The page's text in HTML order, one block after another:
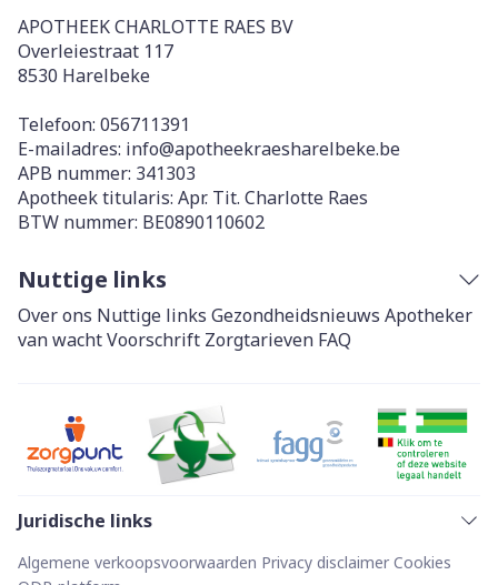
APOTHEEK CHARLOTTE RAES BV
Overleiestraat 117
8530 Harelbeke
Telefoon: 056711391
E-mailadres: info@apotheekraesharelbeke.be
APB nummer: 341303
Apotheek titularis: Apr. Tit. Charlotte Raes
BTW nummer: BE0890110602
Nuttige links
Over ons Nuttige links Gezondheidsnieuws Apotheker
van wachtVoorschrift Zorgtarieven FAQ
Juridische links
Algemene verkoopsvoorwaarden Privacy disclaimer Cookies